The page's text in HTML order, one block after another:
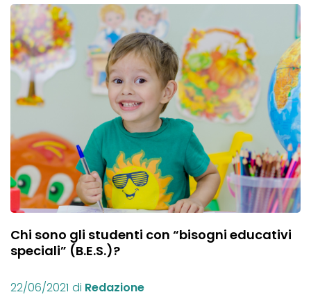
Chi sono gli studenti con “bisogni educativi
speciali” (B.E.S.)?
22/06/2021 di Redazione